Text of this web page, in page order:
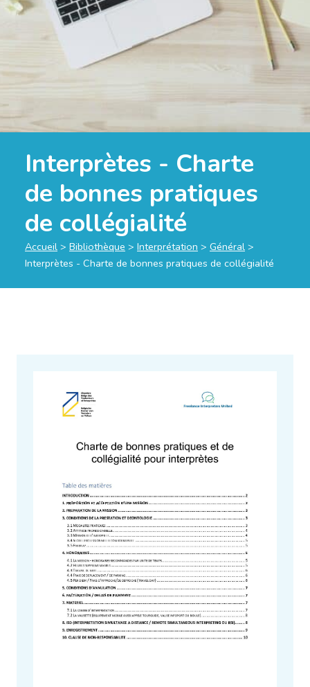
Interprètes - Charte
de bonnes pratiques
de collégialité
Accueil > Bibliothèque > Interprétation > Général >
Interprètes - Charte de bonnes pratiques de collégialité